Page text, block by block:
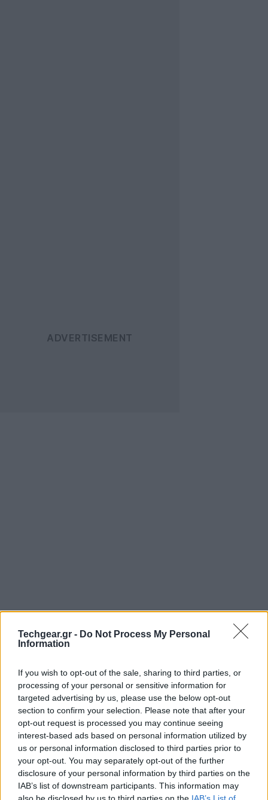
Techgear.gr - Do Not Process My Personal
Information
If you wish to opt-out of the sale, sharing to third parties, or
processing of your personal or sensitive information for
targeted advertising by us, please use the below opt-out
section to confirm your selection. Please note that after your
opt-out request is processed you may continue seeing
interest-based ads based on personal information utilized by
us or personal information disclosed to third parties prior to
your opt-out. You may separately opt-out of the further
disclosure of your personal information by third parties on the
IAB’s list of downstream participants. This information may
also be disclosed by us to third parties on the IAB’s List of
Μια νέα μουσική λειτουργία ανακοίνωσε μόλις η
Facebookμε την οποία οι χρήστες του κοινωνικού
δικτύου θα μπορούν στο εξής να ακούν την
αγαπημένη τους μουσική μαζί με φίλους ή groups
μέσα από την υπηρεσία chat.